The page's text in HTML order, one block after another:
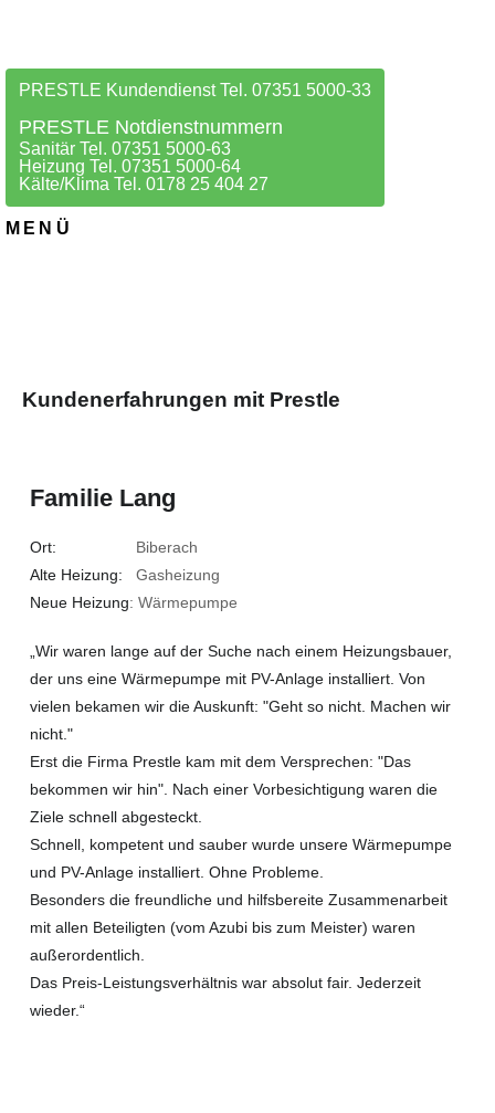
PRESTLE Kundendienst Tel. 07351 5000-33
PRESTLE Notdienstnummern
Sanitär Tel. 07351 5000-63
Heizung Tel. 07351 5000-64
Kälte/Klima Tel. 0178 25 404 27
MENÜ
Kundenerfahrungen mit Prestle
Familie Lang
Ort: Biberach
Alte Heizung: Gasheizung
Neue Heizung: Wärmepumpe
„Wir waren lange auf der Suche nach einem Heizungsbauer,
der uns eine Wärmepumpe mit PV-Anlage installiert. Von
vielen bekamen wir die Auskunft: "Geht so nicht. Machen wir
nicht."
Erst die Firma Prestle kam mit dem Versprechen: "Das
bekommen wir hin". Nach einer Vorbesichtigung waren die
Ziele schnell abgesteckt.
Schnell, kompetent und sauber wurde unsere Wärmepumpe
und PV-Anlage installiert. Ohne Probleme.
Besonders die freundliche und hilfsbereite Zusammenarbeit
mit allen Beteiligten (vom Azubi bis zum Meister) waren
außerordentlich.
Das Preis-Leistungsverhältnis war absolut fair. Jederzeit
wieder.“